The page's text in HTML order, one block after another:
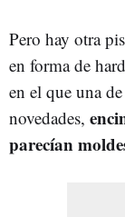
Pero hay otra
en forma de
en el que una
novedades,
parecían